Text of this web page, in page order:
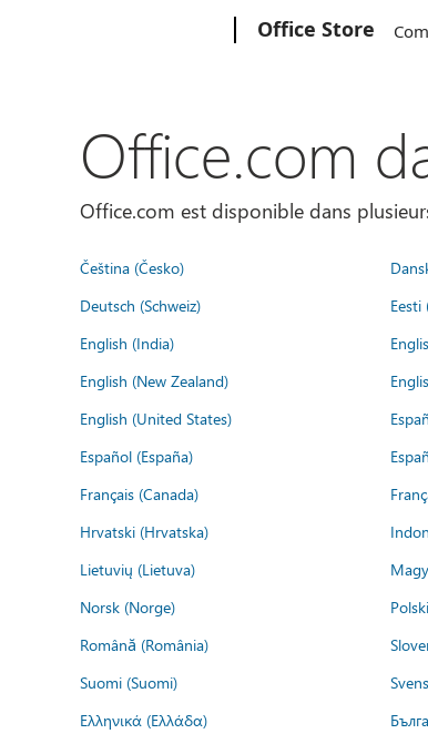
Office Store
Office.com
Office.com est disponible dans
Čeština (Česko)
Deutsch (Schweiz)
Eesti
English (India)
English (New Zealand)
English (United States)
Español (España)
Français (Canada)
Hrvatski (Hrvatska)
Lietuvių (Lietuva)
Norsk (Norge)
Română (România)
Suomi (Suomi)
Ελληνικά (Ελλάδα)